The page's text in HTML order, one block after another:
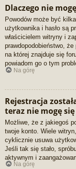
Dlaczego nie
Powodów może być
użytkownika i hasło są
właścicielem witryny i
prawdopodobieństwo, że
na której znajduje się
powiadom go o tym
Na górę
Rejestracja
teraz nie mogę
Możliwe, że z jakiegoś
twoje konto. Wiele
cyklicznie usuwa
Jeśli tak się stało,
aktywnym i
Na górę